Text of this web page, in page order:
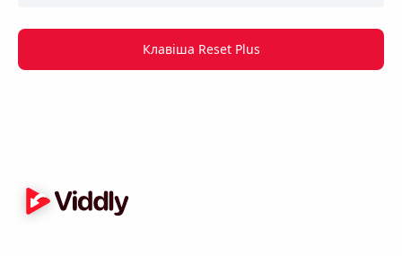
Клавіша Reset Plus
Name
Відмічаючи цю опцію, ви погоджуєтеся з нашою